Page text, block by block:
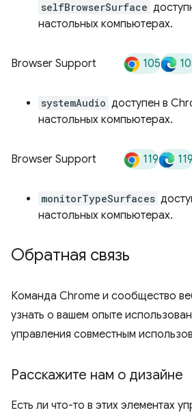
selfBrowserSurface
настольных компьютерах.
Browser Support 105
systemAudio доступен в
настольных компьютерах.
Browser Support 119
monitorTypeSurfaces
настольных компьютерах.
Обратная связь
Команда Chrome и сообщество
узнать о вашем опыте
управления совместным
Расскажите нам о дизайне
Есть ли что-то в этих элементах